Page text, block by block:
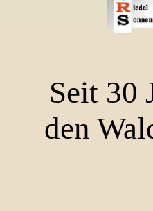
Seit 30
den